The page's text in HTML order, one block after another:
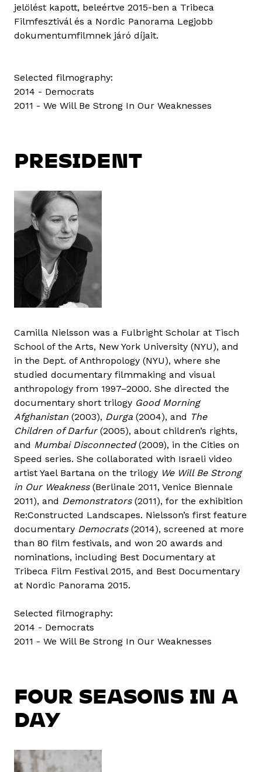
jelölést kapott, beleértve 2015-ben a Tribeca
Filmfesztivál és a Nordic Panorama Legjobb
dokumentumfilmnek járó díjait.
Selected filmography:
2014 - Democrats
2011 - We Will Be Strong In Our Weaknesses
PRESIDENT
Camilla Nielsson was a Fulbright Scholar at Tisch
School of the Arts, New York University (NYU), and
in the Dept. of Anthropology (NYU), where she
studied documentary filmmaking and visual
anthropology from 1997–2000. She directed the
documentary short trilogy Good Morning
Afghanistan (2003), Durga (2004), and The
Children of Darfur(2005), about children’s rights,
and Mumbai Disconnected(2009), in the Cities on
Speed series. She collaborated with Israeli video
artist Yael Bartana on the trilogy We Will Be Strong
in Our Weakness(Berlinale 2011, Venice Biennale
2011), and Demonstrators(2011), for the exhibition
Re:Constructed Landscapes. Nielsson’s first feature
documentary Democrats(2014), screened at more
than 80 film festivals, and won 20 awards and
nominations, including Best Documentary at
Tribeca Film Festival 2015, and Best Documentary
at Nordic Panorama 2015.
Selected filmography:
2014 - Democrats
2011 - We Will Be Strong In Our Weaknesses
FOUR SEASONS IN A
DAY